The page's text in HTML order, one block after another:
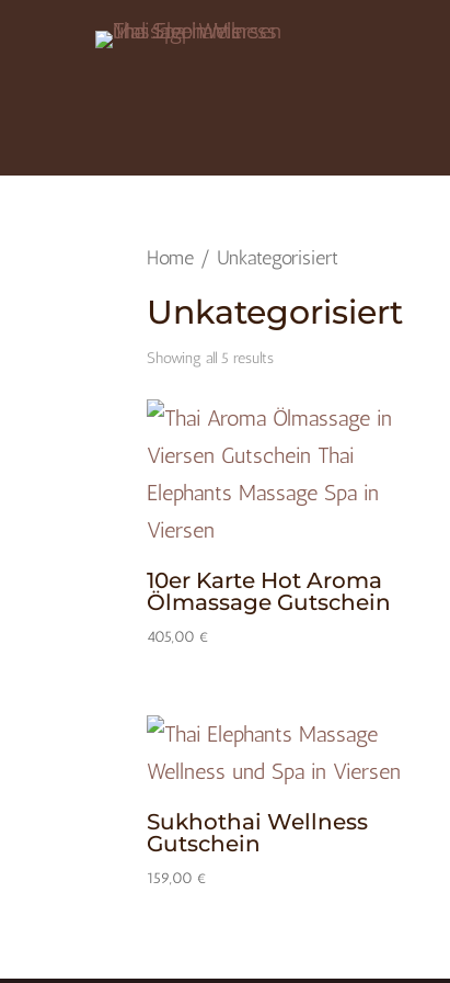
Home / Unkategorisiert
Unkategorisiert
Showing all 5 results
10er Karte Hot Aroma
Ölmassage Gutschein
405,00 €
Sukhothai Wellness
Gutschein
159,00 €